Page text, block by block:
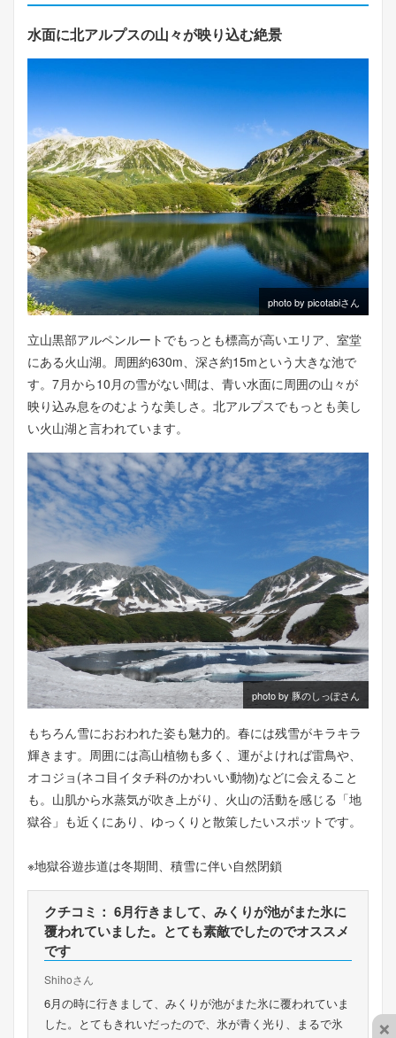
水面に北アルプスの山々が映り込む絶景
photo by picotabiさん
立山黒部アルペンルートでもっとも標高が高いエリア、室堂
にある火山湖。周囲約630m、深さ約15mという大きな池で
す。7月から10月の雪がない間は、青い水面に周囲の山々が
映り込み息をのむような美しさ。北アルプスでもっとも美し
い火山湖と言われています。
photo by 豚のしっぽさん
もちろん雪におおわれた姿も魅力的。春には残雪がキラキラ
輝きます。周囲には高山植物も多く、運がよければ雷鳥や、
オコジョ(ネコ目イタチ科のかわいい動物)などに会えること
も。山肌から水蒸気が吹き上がり、火山の活動を感じる「地
獄谷」も近くにあり、ゆっくりと散策したいスポットです。
※地獄谷遊歩道は冬期間、積雪に伴い自然閉鎖
クチコミ： 6月行きまして、みくりが池がまた氷に
覆われていました。とても素敵でしたのでオススメ
です
Shihoさん
6月の時に行きまして、みくりが池がまた氷に覆われていま
した。とてもきれいだったので、氷が青く光り、まるで氷
×